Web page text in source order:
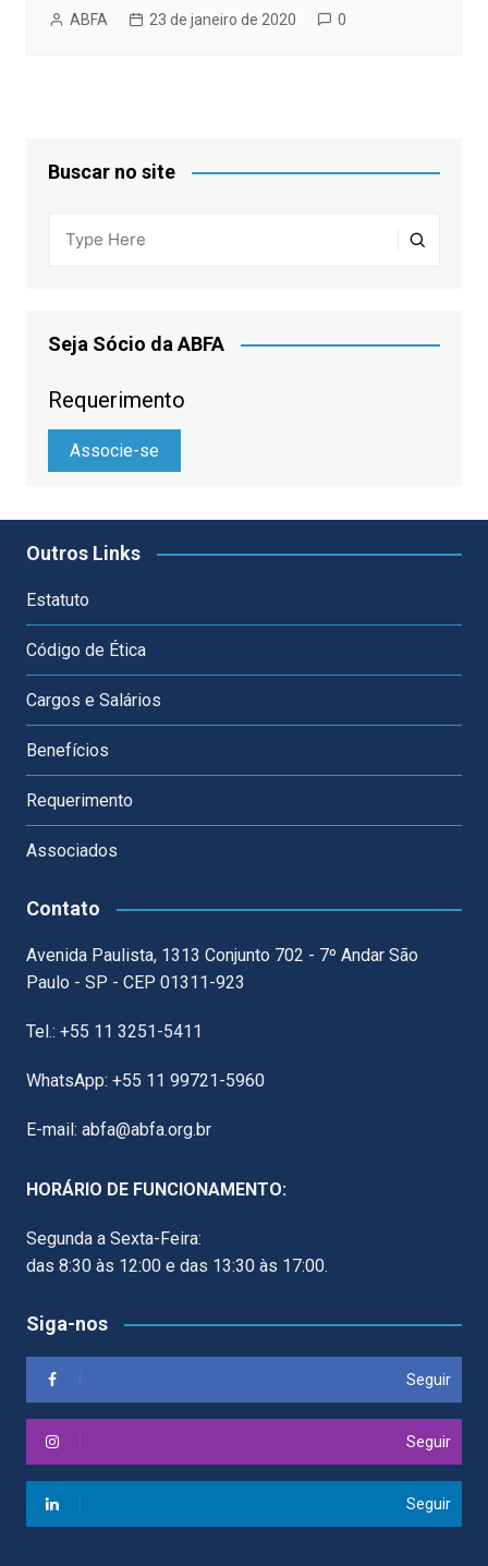
ABFA 23 de janeiro de 2020 0
Buscar no site
Seja Sócio da ABFA
Requerimento
Associe-se
Outros Links
Estatuto
Código de Ética
Cargos e Salários
Benefícios
Requerimento
Associados
Contato
Avenida Paulista, 1313 Conjunto 702 - 7º Andar São
Paulo - SP - CEP 01311-923
Tel.: +55 11 3251-5411
WhatsApp: +55 11 99721-5960
E-mail: abfa@abfa.org.br
HORÁRIO DE FUNCIONAMENTO:
Segunda a Sexta-Feira:
das 8:30 às 12:00 e das 13:30 às 17:00.
Siga-nos
Seguir
Seguir
Seguir